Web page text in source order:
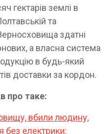
гектарів землі в
та
здатні
а власна система
в будь-який
доставки за кордон.
про таке:
вбили людину,
електрики: